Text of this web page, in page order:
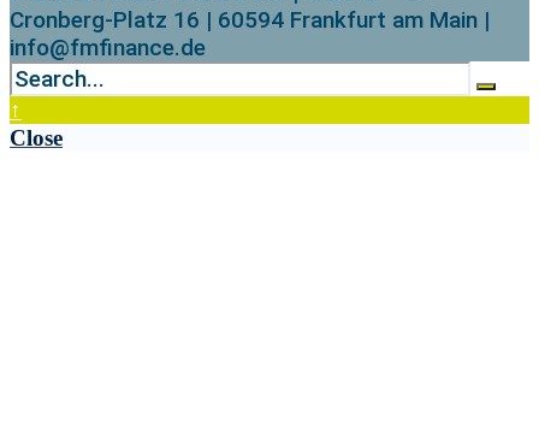
Cronberg-Platz 16 | 60594 Frankfurt am Main |
info@fmfinance.de
↑
Close